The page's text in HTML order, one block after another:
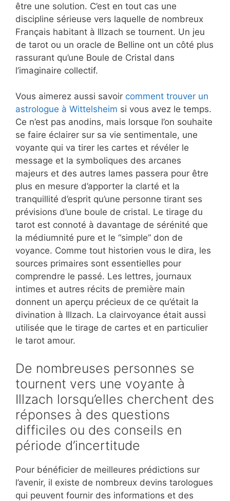
être une solution. C’est en tout cas une
discipline sérieuse vers laquelle de nombreux
Français habitant à Illzach se tournent. Un jeu
de tarot ou un oracle de Belline ont un côté plus
rassurant qu’une Boule de Cristal dans
l’imaginaire collectif.
Vous aimerez aussi savoir comment trouver un
astrologue à Wittelsheim si vous avez le temps.
Ce n’est pas anodins, mais lorsque l’on souhaite
se faire éclairer sur sa vie sentimentale, une
voyante qui va tirer les cartes et révéler le
message et la symboliques des arcanes
majeurs et des autres lames passera pour être
plus en mesure d’apporter la clarté et la
tranquillité d’esprit qu’une personne tirant ses
prévisions d’une boule de cristal. Le tirage du
tarot est connoté à davantage de sérénité que
la médiumnité pure et le “simple” don de
voyance. Comme tout historien vous le dira, les
sources primaires sont essentielles pour
comprendre le passé. Les lettres, journaux
intimes et autres récits de première main
donnent un aperçu précieux de ce qu’était la
divination à Illzach. La clairvoyance était aussi
utilisée que le tirage de cartes et en particulier
le tarot amour.
De nombreuses personnes se
tournent vers une voyante à
Illzach lorsqu’elles cherchent des
réponses à des questions
difficiles ou des conseils en
période d’incertitude
Pour bénéficier de meilleures prédictions sur
l’avenir, il existe de nombreux devins tarologues
qui peuvent fournir des informations et des